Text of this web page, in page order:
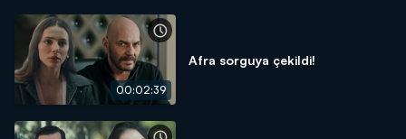
00:02:39
Afra sorguya çekildi!